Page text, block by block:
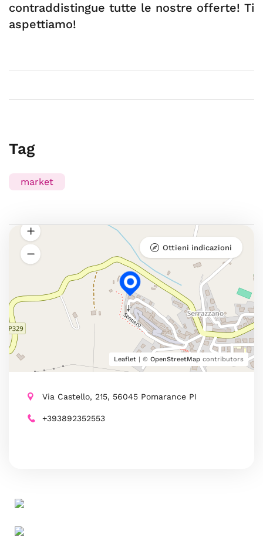
contraddistingue tutte le nostre offerte! Ti
aspettiamo!
Tag
market
Leaflet | © OpenStreetMap contributors
Ottieni indicazioni
Via Castello, 215, 56045 Pomarance PI
+393892352553